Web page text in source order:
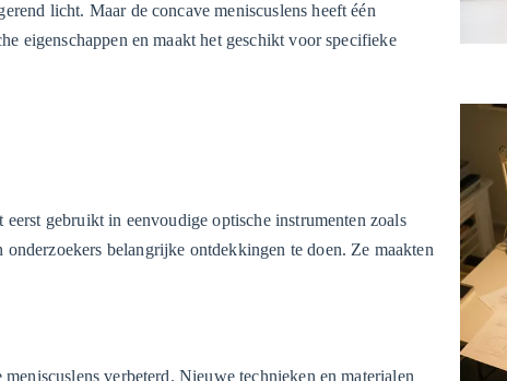
licht. Maar de concave meniscuslens heeft één
eigenschappen en maakt het geschikt voor specifieke
gebruikt in eenvoudige optische instrumenten zoals
belangrijke ontdekkingen te doen. Ze maakten
verbeterd. Nieuwe technieken en materialen